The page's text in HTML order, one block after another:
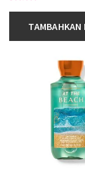
TAMBAHKAN